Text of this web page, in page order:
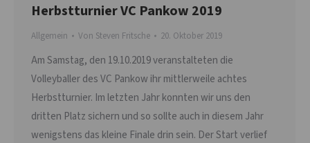
Herbstturnier VC Pankow 2019
Allgemein Von Steven Fritsche 20. Oktober 2019
Am Samstag, den 19.10.2019 veranstalteten die
Volleyballer des VC Pankow ihr mittlerweile achtes
Herbstturnier. Im letzten Jahr konnten wir uns den
dritten Platz sichern und so sollte auch in diesem Jahr
wenigstens das kleine Finale drin sein. Der Start verlief